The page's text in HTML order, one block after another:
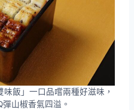
飯」一口品嚐兩種好滋味，
山椒香氣四溢。